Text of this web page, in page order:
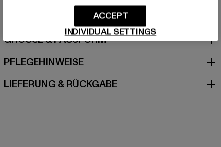
GRÖSSE & PASSFORM
PFLEGEHINWEISE
LIEFERUNG & RÜCKGABE
INDIVIDUAL SETTINGS
ACCEPT